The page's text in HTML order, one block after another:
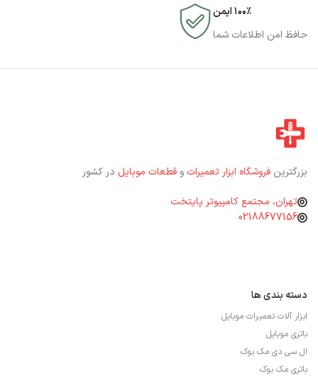
۱۰۰٪ ایمن
حافظ امن اطلاعات شما
بزرگترین فروشگاه ابزار تعمیرات و قطعات موبایل در کشور
تهران، مجتمع کامپیوتر پایتخت
02188677156
دسته بندی ها
ابزار آلات تعمیرات موبایل
باتری موبایل
ال سی دی مک بوک
باتری مک بوک